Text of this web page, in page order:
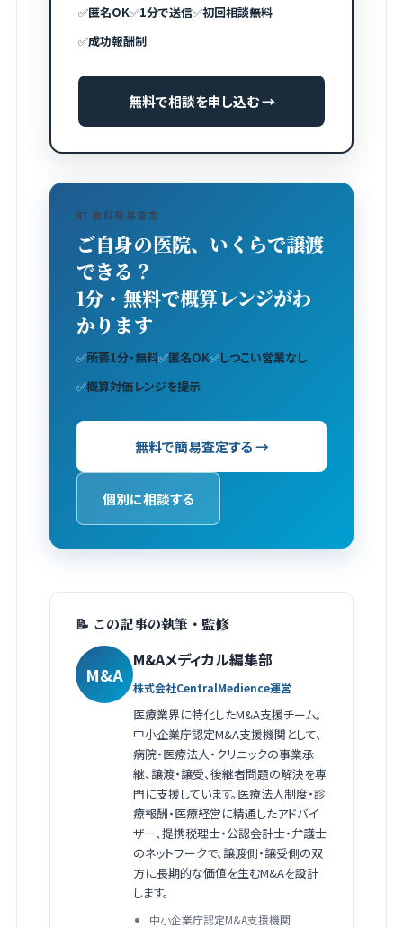
✅匿名OK✅1分で送信✅初回相談無料
✅成功報酬制
無料で相談を申し込む →
💴 無料簡易査定
ご自身の医院、いくらで譲渡
できる？
1分・無料で概算レンジがわ
かります
✅所要1分・無料✅匿名OK✅しつこい営業なし
✅概算対価レンジを提示
無料で簡易査定する →
個別に相談する
📝 この記事の執筆・監修
M&A
M&Aメディカル編集部
株式会社CentralMedience運営
医療業界に特化したM&A支援チーム。
中小企業庁認定M&A支援機関として、
病院・医療法人・クリニックの事業承
継、譲渡・譲受、後継者問題の解決を専
門に支援しています。医療法人制度・診
療報酬・医療経営に精通したアドバイ
ザー、提携税理士・公認会計士・弁護士
のネットワークで、譲渡側・譲受側の双
方に長期的な価値を生むM&Aを設計
します。
中小企業庁認定M&A支援機関